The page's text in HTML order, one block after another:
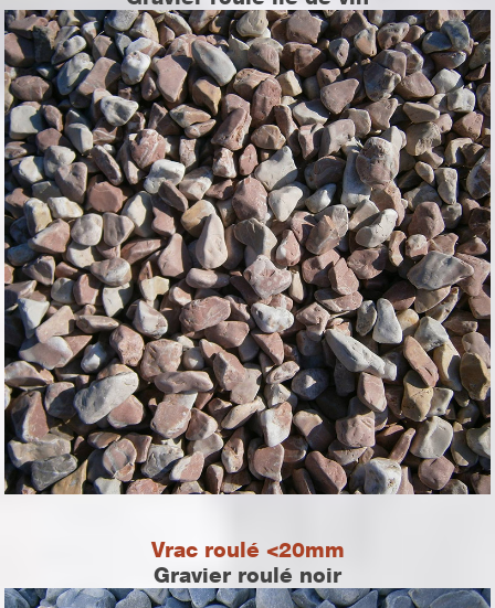
Vrac roulé <20mm
Gravier roulé noir